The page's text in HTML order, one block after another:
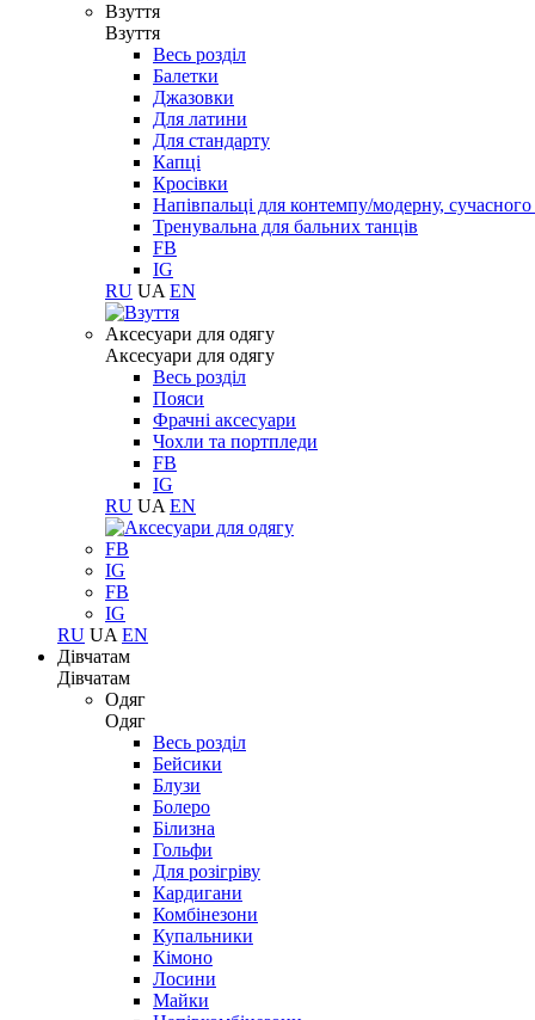
Взуття
Взуття
Весь розділ
Балетки
Джазовки
Для латини
Для стандарту
Капці
Кросівки
Напівпальці для контемпу/модерну,
Тренувальна для бальних танців
FB
IG
RU UA EN
Aксесуари для одягу
Aксесуари для одягу
Весь розділ
Пояси
Фрачні аксесуари
Чохли та портпледи
FB
IG
RU UA EN
FB
IG
FB
IG
RU UA EN
Дівчатам
Дівчатам
Одяг
Одяг
Весь розділ
Бейсики
Блузи
Болеро
Білизна
Гольфи
Для розігріву
Кардигани
Комбінезони
Купальники
Кімоно
Лосини
Майки